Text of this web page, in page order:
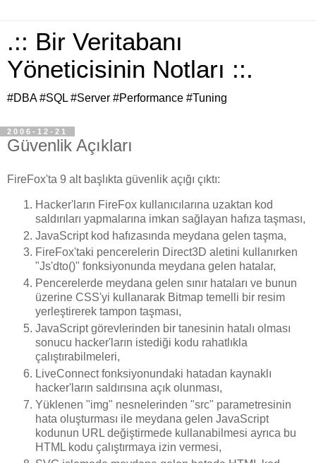
.:: Bir Veritabanı
Yöneticisinin Notları ::.
#DBA #SQL #Server #Performance #Tuning
2006-12-21
Güvenlik Açıkları
FireFox'ta 9 alt başlıkta güvenlik açığı çıktı:
Hacker'ların FireFox kullanıcılarına uzaktan kod
saldırıları yapmalarına imkan sağlayan hafıza taşması,
JavaScript kod hafızasında meydana gelen taşma,
FireFox'taki pencerelerin Direct3D aletini kullanırken
"Js'dto()" fonksiyonunda meydana gelen hatalar,
Pencerelerde meydana gelen sınır hataları ve bunun
üzerine CSS'yi kullanarak Bitmap temelli bir resim
yerleştirerek tampon taşması,
JavaScript görevlerinden bir tanesinin hatalı olması
sonucu hacker'ların istediği kodu rahatlıkla
çalıştırabilmeleri,
LiveConnect fonksiyonundaki hatadan kaynaklı
hacker'ların saldırısına açık olunması,
Yüklenen "img" nesnelerinden "src" parametresinin
hata oluşturması ile meydana gelen JavaScript
kodunun URL değiştirmede kullanabilmesi ayrıca bu
HTML kodu çalıştırmaya izin vermesi,